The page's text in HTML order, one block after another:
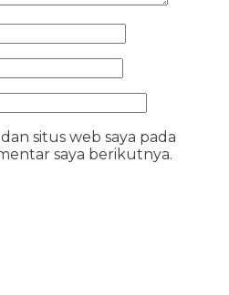
situs web saya pada
saya berikutnya.